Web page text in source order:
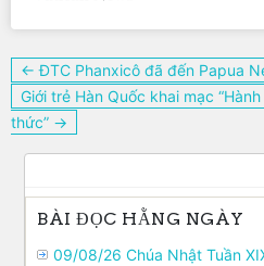
Điều
hướng
bài
viết
← ĐTC Phanxicô đã đến Papua
Giới trẻ Hàn Quốc khai mạc
thức” →
BÀI ĐỌC HẰNG NGÀY
09/08/26 Chúa Nhật Tuần